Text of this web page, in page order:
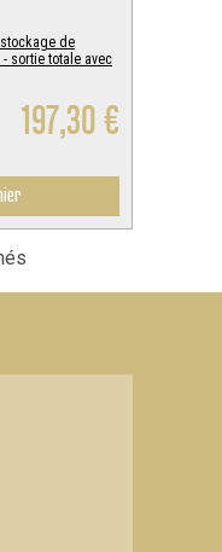
de
sortie totale avec
197,30 €